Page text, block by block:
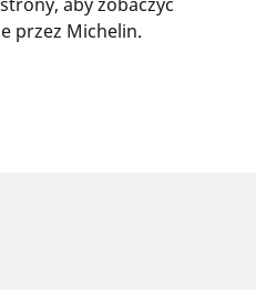
przez Michelin.